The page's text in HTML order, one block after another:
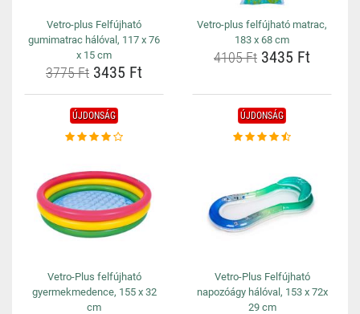
Vetro-plus Felfújható
gumimatrac hálóval, 117 x 76
x 15 cm
3775 Ft 3435 Ft
Vetro-plus felfújható matrac,
183 x 68 cm
4105 Ft 3435 Ft
ÚJDONSÁG
Vetro-Plus felfújható
gyermekmedence, 155 x 32
cm
ÚJDONSÁG
Vetro-Plus Felfújható
napozóágy hálóval, 153 x 72x
29 cm